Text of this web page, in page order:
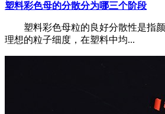
塑料彩色母的分散分为哪三个阶段
塑料彩色母粒的良好分散性是指颜
理想的粒子细度，在塑料中均...